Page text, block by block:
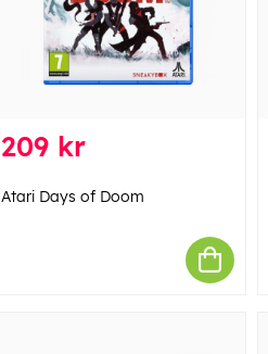
209 kr
Atari Days of Doom